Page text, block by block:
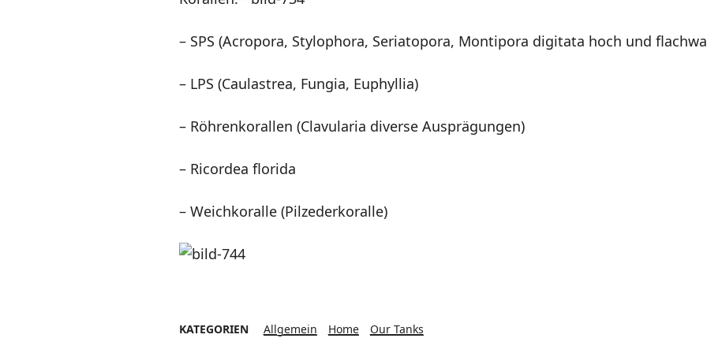
– SPS (Acropora, Stylophora, Seriatopora, Montipora digitata hoch und
– LPS (Caulastrea, Fungia, Euphyllia)
– Röhrenkorallen (Clavularia diverse Ausprägungen)
– Ricordea florida
– Weichkoralle (Pilzederkoralle)
KATEGORIEN Allgemein Home Our Tanks